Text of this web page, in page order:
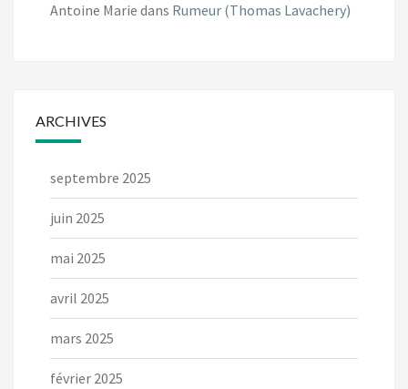
Antoine Marie dans Rumeur (Thomas Lavachery)
ARCHIVES
septembre 2025
juin 2025
mai 2025
avril 2025
mars 2025
février 2025